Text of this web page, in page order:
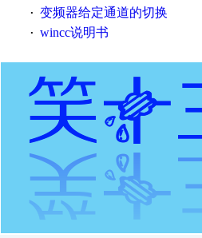
· 变频器给定通道的切换
· wincc说明书